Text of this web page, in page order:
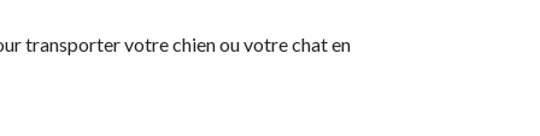
transporter votre chien ou votre chat en